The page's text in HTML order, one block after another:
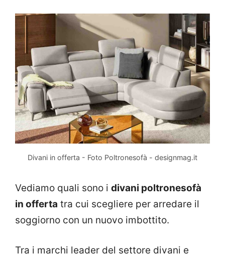
Divani in offerta - Foto Poltronesofà - designmag.it
Vediamo quali sono i divani poltronesofà
in offerta tra cui scegliere per arredare il
soggiorno con un nuovo imbottito.
Tra i marchi leader del settore divani e